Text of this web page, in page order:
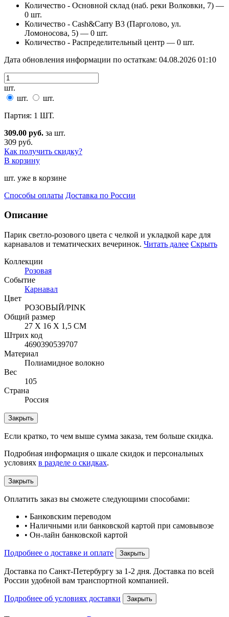
Количество - Основной склад (наб. реки Волковки, 7) —
0 шт.
Количество - Cash&Carry B3 (Парголово, ул.
Ломоносова, 5) — 0 шт.
Количество - Распределительный центр — 0 шт.
Дата обновления информации по остаткам: 04.08.2026 01:10
шт.
шт.
шт.
Партия: 1 ШТ.
309.00 руб. за шт.
309 руб.
Как получить скидку?
В корзину
шт. уже в корзине
Способы оплаты Доставка по России
Описание
Парик светло-розового цвета с челкой и укладкой каре для
карнавалов и тематических вечеринок. Читать далее Скрыть
Коллекции
Розовая
Событие
Карнавал
Цвет
РОЗОВЫЙ/PINK
Общий размер
27 Х 16 Х 1,5 СМ
Штрих код
4690390539707
Материал
Полиамидное волокно
Вес
105
Страна
Россия
Закрыть
Если кратко, то чем выше сумма заказа, тем больше скидка.
Подробная информация о шкале скидок и персональных
условиях в разделе о скидках.
Закрыть
Оплатить заказ вы сможете следующими способами:
• Банковским переводом
• Наличными или банковской картой при самовывозе
• Он-лайн банковской картой
Подробнее о доставке и оплате Закрыть
Доставка по Санкт-Петербургу за 1-2 дня. Доставка по всей
России удобной вам транспортной компанией.
Подробнее об условиях доставки Закрыть